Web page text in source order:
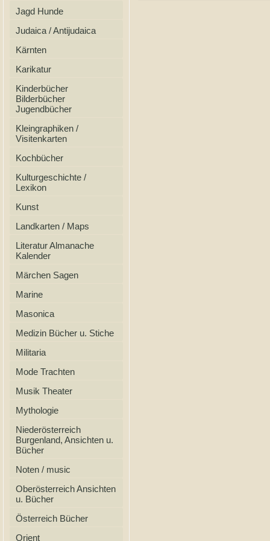
Jagd Hunde
Judaica / Antijudaica
Kärnten
Karikatur
Kinderbücher
Bilderbücher
Jugendbücher
Kleingraphiken /
Visitenkarten
Kochbücher
Kulturgeschichte /
Lexikon
Kunst
Landkarten / Maps
Literatur Almanache
Kalender
Märchen Sagen
Marine
Masonica
Medizin Bücher u. Stiche
Militaria
Mode Trachten
Musik Theater
Mythologie
Niederösterreich
Burgenland, Ansichten u.
Bücher
Noten / music
Oberösterreich Ansichten
u. Bücher
Österreich Bücher
Orient